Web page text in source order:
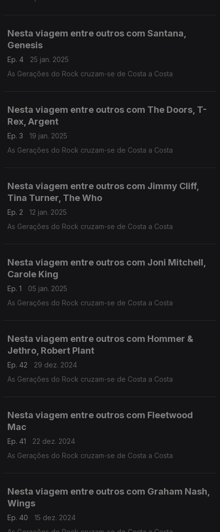
Nesta viagem entre outros com Santana,
Genesis
Ep. 4
25 jan. 2025
As Gerações do Rock cruzam-se de Costa a Costa
Nesta viagem entre outros com The Doors, T-
Rex, Argent
Ep. 3
19 jan. 2025
As Gerações do Rock cruzam-se de Costa a Costa
Nesta viagem entre outros com Jimmy Cliff,
Tina Turner, The Who
Ep. 2
12 jan. 2025
As Gerações do Rock cruzam-se de Costa a Costa
Nesta viagem entre outros com Joni Mitchell,
Carole King
Ep. 1
05 jan. 2025
As Gerações do Rock cruzam-se de Costa a Costa
Nesta viagem entre outros com Hommer &
Jethro, Robert Plant
Ep. 42
29 dez. 2024
As Gerações do Rock cruzam-se de Costa a Costa
Nesta viagem entre outros com Fleetwood
Mac
Ep. 41
22 dez. 2024
As Gerações do Rock cruzam-se de Costa a Costa
Nesta viagem entre outros com Graham Nash,
Wings
Ep. 40
15 dez. 2024